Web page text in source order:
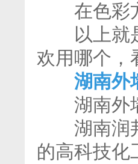
在色彩方
以上就是
欢用哪个，
湖南外
湖南外墙
湖南润邦
的高科技化